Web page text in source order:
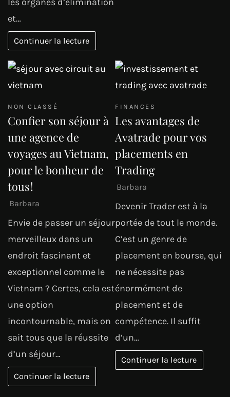
et…
Continuer la lecture
NON CLASSÉ
Confier son séjour à
une agence de
voyages au Vietnam,
pour le bonheur de
tous !
Barbara
Envie de passer un séjour
merveilleux dans un
endroit fascinant et
exceptionnel comme le
Vietnam ? Certes, cela est
une option
incontournable, mais on
sait tous que la réussite
d’un séjour…
Continuer la lecture
FINANCES
Les avantages de
Avatrade pour vos
placements en
Trading
Barbara
Devenir Trader est à la
portée de tout le monde.
C’est un genre de
placement en bourse, qui
ne nécessite pas
énormément de
placement et de
compétence. Il suffit
d’un…
Continuer la lecture